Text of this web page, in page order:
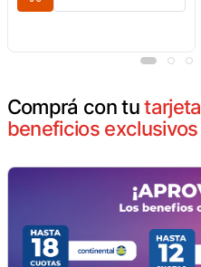
Comprá con tutarjeta
beneficios exclusivos